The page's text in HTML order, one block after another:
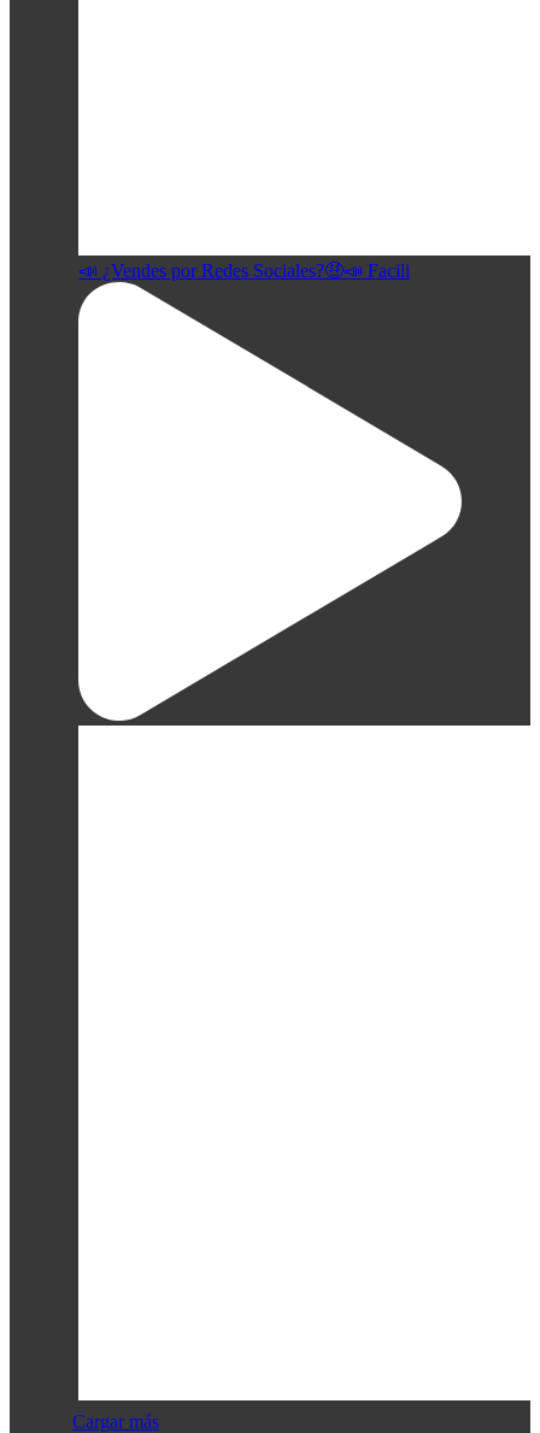
📣 ¿Vendes por Redes Sociales?🤑📣 Facili
Cargar más